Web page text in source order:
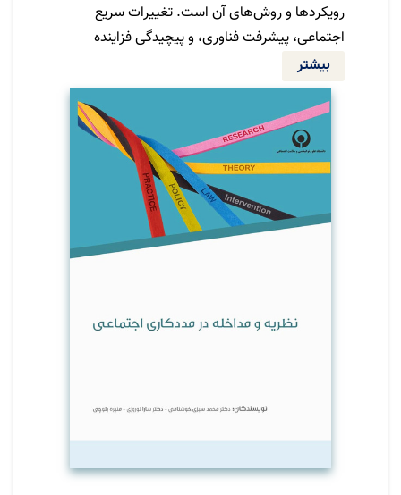
رویکردها و روش‌های آن است. تغییرات سریع
اجتماعی، پیشرفت فناوری، و پیچیدگی فزاینده
مسائل انسانی، همگی ضرورت انطباق حرفه
مددکاری اجتماعی با این تحولات را ایجاب می‌کنند.
برخی از اندیشمندان این حوزه معتقدند که
مددکاری اجتماعی برای پاسخگویی موثر به این
چالش‌ها، نیازمند یک تحول بنیادین است؛ تحولی
که ضمن حفظ ارزش‌های اساسی این حرفه،
رویکردهای نوآورانه و مبتنی بر شواهد را نیز در بر
بیشتر